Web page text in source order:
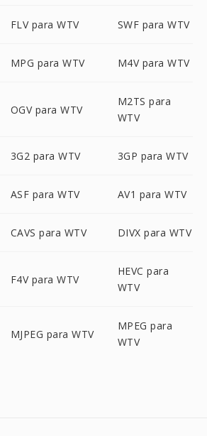
FLV para WTV SWF para WTV
MPG para WTV M4V para WTV
OGV para WTV
M2TS para
WTV
3G2 para WTV 3GP para WTV
ASF para WTV AV1 para WTV
CAVS para WTV DIVX para WTV
F4V para WTV
HEVC para
WTV
MJPEG para WTV
MPEG para
WTV